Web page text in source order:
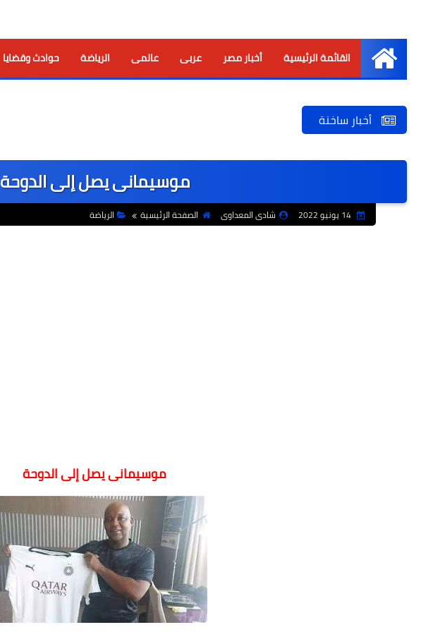
الرئيسية
القائمة الرئيسية أخبار مصر عربى عالمى الرياضة حوادث وقضايا
أخبار ساخنة
موسيمانى يصل إلى الدوحة
14 يونيو 2022 شادى المعداوى الصفحة الرئيسية الرياضة
موسيمانى يصل إلى الدوحة